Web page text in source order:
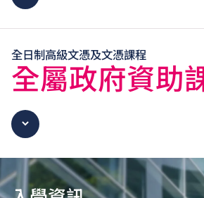
全日制高級文憑及文憑課程
全屬政府資助